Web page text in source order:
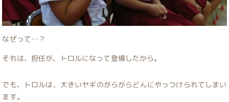
なぜって…？
それは、担任が、トロルになって登場したから。
でも、トロルは、大きいヤギのがらがらどんにやっつけられてしまい
ます。